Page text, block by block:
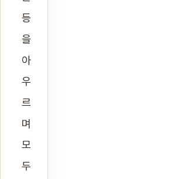
등
을
아
우
르
며
모
두